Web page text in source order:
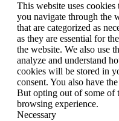
This website uses
you navigate through the
that are categorized as
as they are essential for
the website. We also use
analyze and understand
cookies will be stored in
consent. You also have
But opting out of some of
browsing experience.
Necessary